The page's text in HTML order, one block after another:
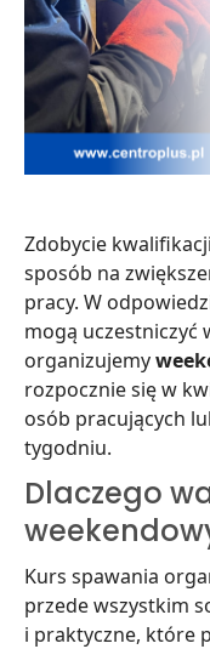
Zdobycie
sposób na
pracy. W
mogą uczestniczyć
organizujemy
rozpocznie się w
osób pracujących
tygodniu.
Dlaczego
Kurs spawania
przede wszystkim
i praktyczne, które